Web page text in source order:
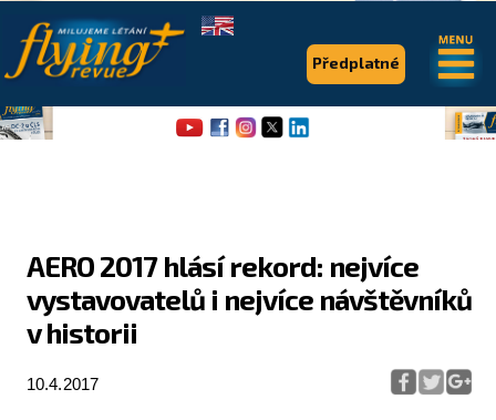
AERO 2017 hlásí rekord: nejvíce
vystavovatelů i nejvíce návštěvníků
v historii
10.4.2017
Předplatné
.
Flying Revue